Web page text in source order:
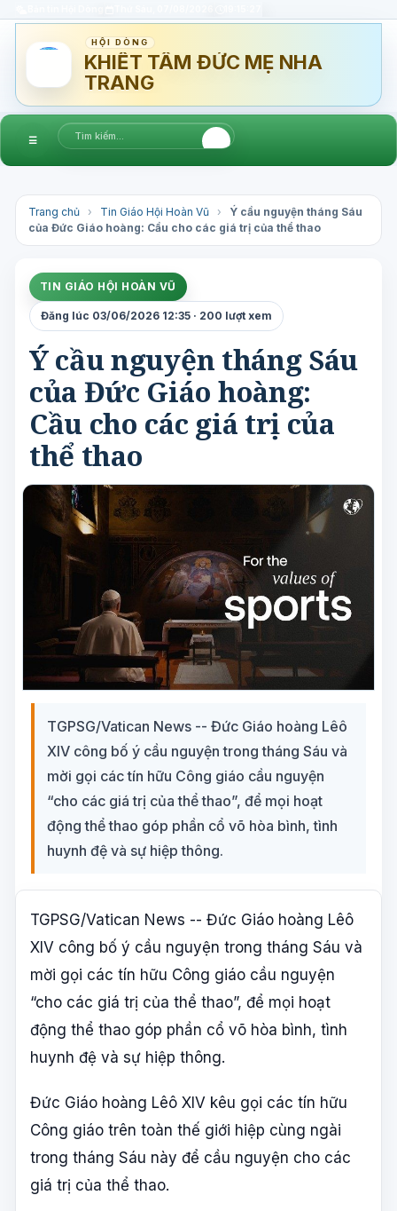
HỘI DÒNG
KHIẾT TÂM ĐỨC MẸ NHA
TRANG
☰
Trang chủ › Tin Giáo Hội Hoàn Vũ ›
Ý cầu nguyện tháng Sáu
của Đức Giáo hoàng: Cầu cho các giá trị của thể thao
TIN GIÁO HỘI HOÀN VŨ
Đăng lúc 03/06/2026 12:35 · 200 lượt xem
Ý cầu nguyện tháng Sáu
của Đức Giáo hoàng:
Cầu cho các giá trị của
thể thao
TGPSG/Vatican News -- Đức Giáo hoàng Lêô
XIV công bố ý cầu nguyện trong tháng Sáu và
mời gọi các tín hữu Công giáo cầu nguyện
“cho các giá trị của thể thao”, để mọi hoạt
động thể thao góp phần cổ võ hòa bình, tình
huynh đệ và sự hiệp thông.
TGPSG/Vatican News -- Đức Giáo hoàng Lêô
XIV công bố ý cầu nguyện trong tháng Sáu và
mời gọi các tín hữu Công giáo cầu nguyện
“cho các giá trị của thể thao”, để mọi hoạt
động thể thao góp phần cổ võ hòa bình, tình
huynh đệ và sự hiệp thông.
Đức Giáo hoàng Lêô XIV kêu gọi các tín hữu
Công giáo trên toàn thế giới hiệp cùng ngài
trong tháng Sáu này để cầu nguyện cho các
giá trị của thể thao.